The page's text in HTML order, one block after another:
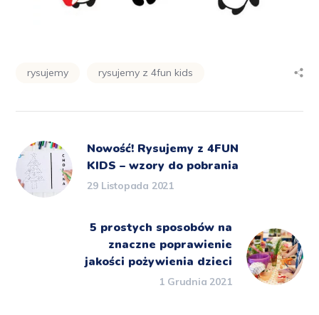
rysujemy rysujemy z 4fun kids
Nowość! Rysujemy z 4FUN
KIDS – wzory do pobrania
29 Listopada 2021
5 prostych sposobów na
znaczne poprawienie
jakości pożywienia dzieci
1 Grudnia 2021